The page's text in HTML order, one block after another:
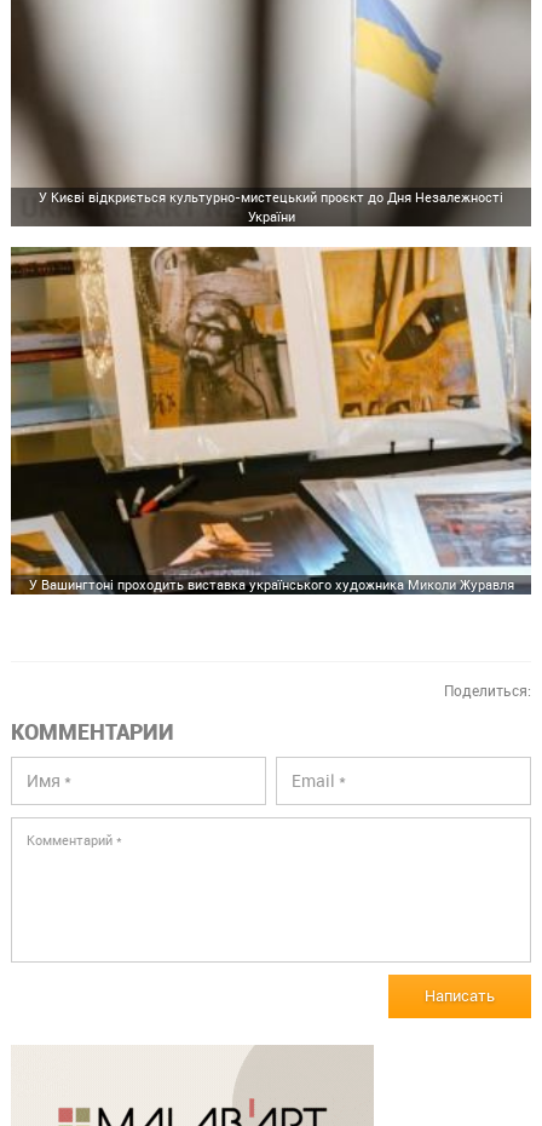
У Києві відкриється культурно-мистецький проєкт до Дня Незалежності
України
У Вашингтоні проходить виставка українського художника Миколи Журавля
Поделиться:
КОММЕНТАРИИ
Написать